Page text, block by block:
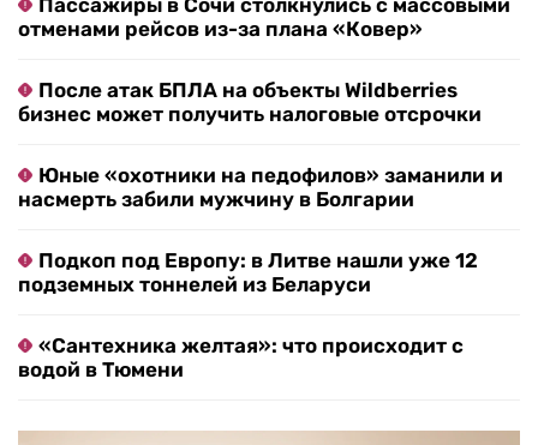
Пассажиры в Сочи столкнулись с массовыми
отменами рейсов из-за плана «Ковер»
После атак БПЛА на объекты Wildberries
бизнес может получить налоговые отсрочки
Юные «охотники на педофилов» заманили и
насмерть забили мужчину в Болгарии
Подкоп под Европу: в Литве нашли уже 12
подземных тоннелей из Беларуси
«Сантехника желтая»: что происходит с
водой в Тюмени